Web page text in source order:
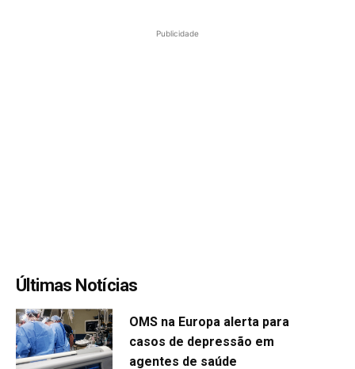
Publicidade
Últimas Notícias
OMS na Europa alerta para
casos de depressão em
agentes de saúde